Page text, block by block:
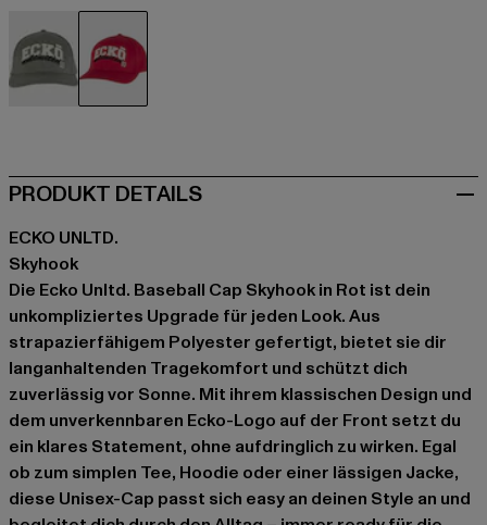
PRODUKT DETAILS
ECKO UNLTD.
Skyhook
Die Ecko Unltd. Baseball Cap Skyhook in Rot ist dein
unkompliziertes Upgrade für jeden Look. Aus
strapazierfähigem Polyester gefertigt, bietet sie dir
langanhaltenden Tragekomfort und schützt dich
zuverlässig vor Sonne. Mit ihrem klassischen Design und
dem unverkennbaren Ecko-Logo auf der Front setzt du
ein klares Statement, ohne aufdringlich zu wirken. Egal
ob zum simplen Tee, Hoodie oder einer lässigen Jacke,
diese Unisex-Cap passt sich easy an deinen Style an und